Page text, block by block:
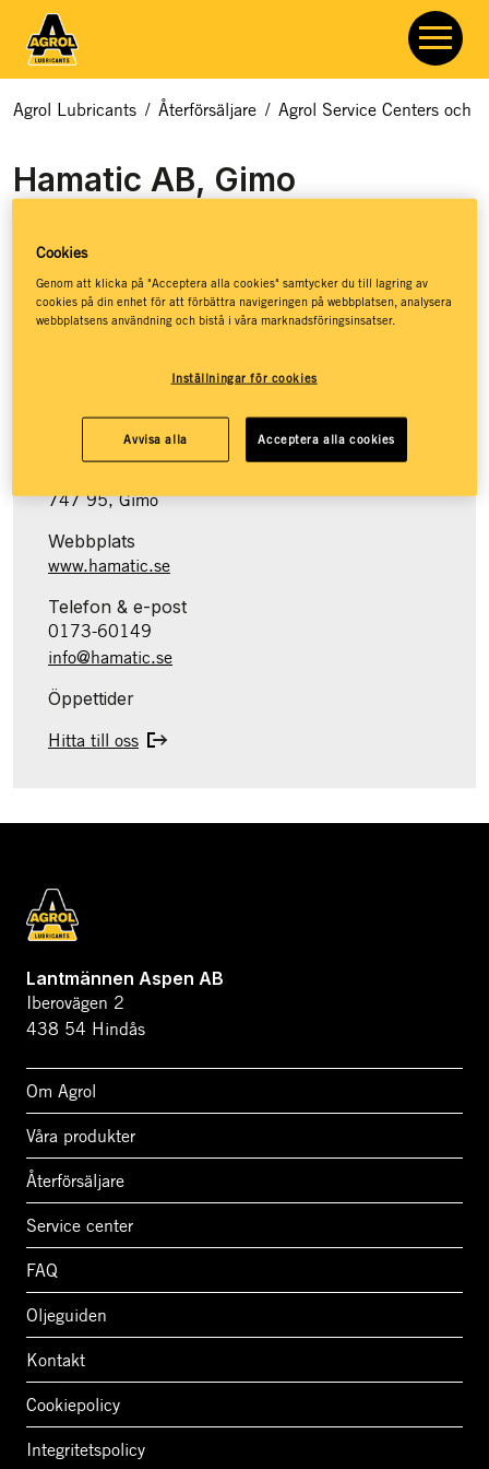
Agrol Lubricants / Återförsäljare / Agrol Service Centers och
Hamatic AB, Gimo
både produkterna och den lokala marknaden. Hör av dig för
att se om produkter du letar efter finns.
Besöksadress
747 95, Gimo
Webbplats
www.hamatic.se
Telefon & e-post
0173-60149
info@hamatic.se
Öppettider
Hitta till oss
Lantmännen Aspen AB
Iberovägen 2
438 54 Hindås
Om Agrol
Våra produkter
Återförsäljare
Service center
FAQ
Oljeguiden
Kontakt
Cookiepolicy
Integritetspolicy
Cookies
Genom att klicka på "Acceptera alla cookies" samtycker du till lagring av
cookies på din enhet för att förbättra navigeringen på webbplatsen, analysera
webbplatsens användning och bistå i våra marknadsföringsinsatser.
Inställningar för cookies
Avvisa alla Acceptera alla cookies